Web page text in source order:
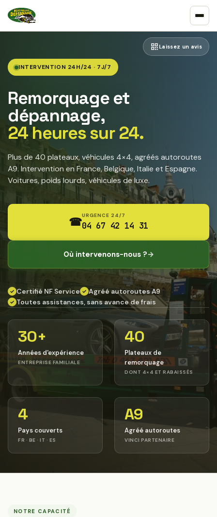
Laissez un avis
INTERVENTION 24H/24 · 7J/7
Remorquage et
dépannage,
24 heures sur 24.
Plus de 40 plateaux, véhicules 4×4, agréés autoroutes
A9. Intervention en France, Belgique, Italie et Espagne.
Voitures, poids lourds, véhicules de luxe.
☎URGENCE 24/7
04 67 42 14 31
Où intervenons-nous ?→
✓ Certifié NF Service ✓ Agréé autoroutes A9
✓ Toutes assistances, sans avance de frais
30+
Années d'expérience
ENTREPRISE FAMILIALE
40
Plateaux de
remorquage
DONT 4×4 ET RABAISSÉS
4
Pays couverts
FR · BE · IT · ES
A9
Agréé autoroutes
VINCI PARTENAIRE
NOTRE CAPACITÉ